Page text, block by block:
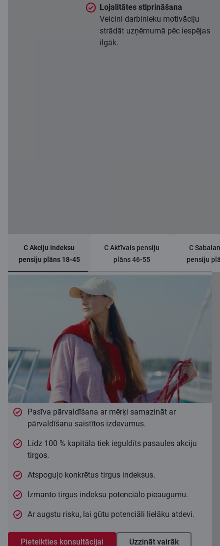
Lojalitātes stiprināšana
Veicini darbinieku motivāciju
strādāt uzņēmumā pēc iespējas
ilgāk.
C Akciju indeksu
pensiju plāns 18-45
C Aktīvais pensiju
plāns 46-55
C
pensiju
Pasīva pārvaldīšana ar mērķi samazināt ar
pārvaldīšanu saistītos izdevumus.
Līdz 100 % kapitāla tiek ieguldīts pasaules akciju
tirgos.
Atspoguļo konkrētus tirgus indeksus.
Izmanto tirgus indeksu potenciālo pieaugumu.
Ar augstu risku, lai gūtu potenciāli lielāku atdevi.
Pieteikties konsultācijai Uzzināt vairāk